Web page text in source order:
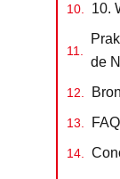
10.
de
FAQ